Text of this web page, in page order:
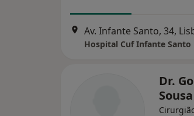
Av. Infante Santo, 34,
Hospital Cuf Infante Santo
Dr.
Sousa